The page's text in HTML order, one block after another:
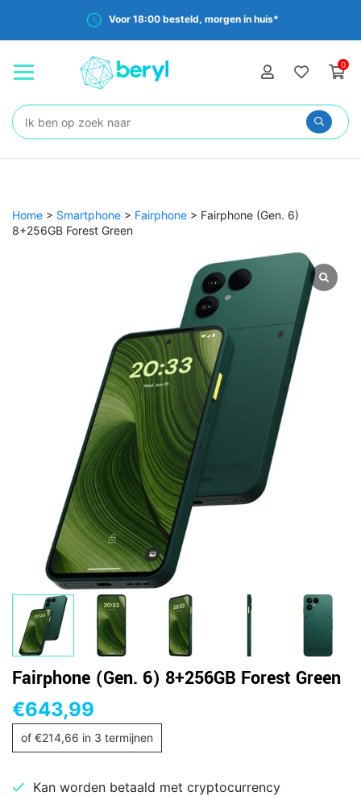
Voor 18:00 besteld, morgen in huis*
0
Zoeken:
Home > Smartphone > Fairphone > Fairphone (Gen. 6)
8+256GB Forest Green
Fairphone (Gen. 6) 8+256GB Forest Green
€643,99
of €214,66 in 3 termijnen
Kan worden betaald met cryptocurrency